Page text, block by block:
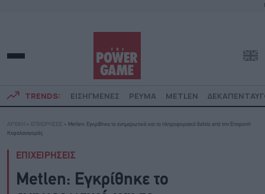
TRENDS: ΕΙΣΗΓΜΕΝΕΣ ΡΕΥΜΑ METLEN
ΑΡΧΙΚΗ » ΕΠΙΧΕΙΡΗΣΕΙΣ » Metlen: Εγκρίθηκε το ενημερωτικό και το πληροφοριακό δελτίο από την Επιτροπή
Κεφαλαιαγοράς
ΕΠΙΧΕΙΡΗΣΕΙΣ
Metlen: Εγκρίθηκε το